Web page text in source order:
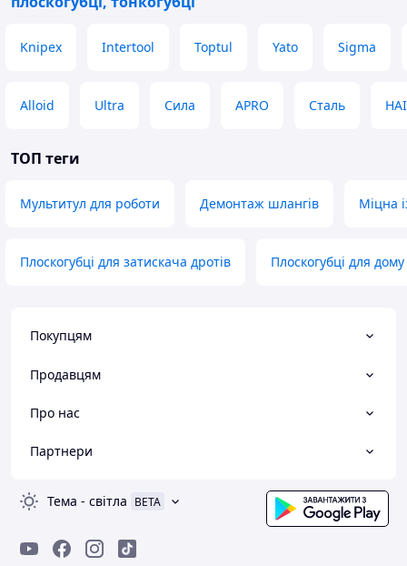
Knipex Intertool Toptul Yato Sigma
Alloid Ultra Сила APRO Сталь
ТОП теги
Мультитул для роботи Демонтаж шлангів Міцна
Плоскогубці для затискача дротів Плоскогубці для
Покупцям
Продавцям
Про нас
Партнери
Тема - світла BETA